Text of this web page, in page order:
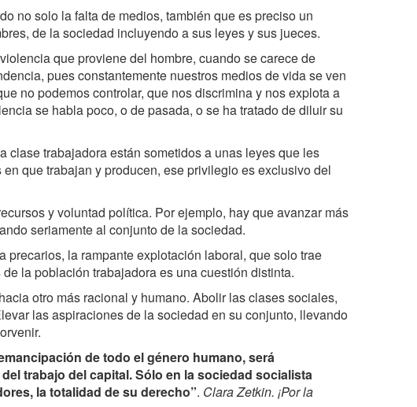
no solo la falta de medios, también que es preciso un
de la sociedad incluyendo a sus leyes y sus jueces.
que proviene del hombre, cuando se carece de
pues constantemente nuestros medios de vida se ven
no podemos controlar, que nos discrimina y nos explota a
se habla poco, o de pasada, o se ha tratado de diluir su
clase trabajadora están sometidos a unas leyes que les
que trabajan y producen, ese privilegio es exclusivo del
y voluntad política. Por ejemplo, hay que avanzar más
seriamente al conjunto de la sociedad.
la rampante explotación laboral, que solo trae
la población trabajadora es una cuestión distinta.
otro más racional y humano. Abolir las clases sociales,
las aspiraciones de la sociedad en su conjunto, llevando
de todo el género humano, será
trabajo del capital. Sólo en la sociedad socialista
la totalidad de su derecho”. Clara Zetkin. ¡Por la